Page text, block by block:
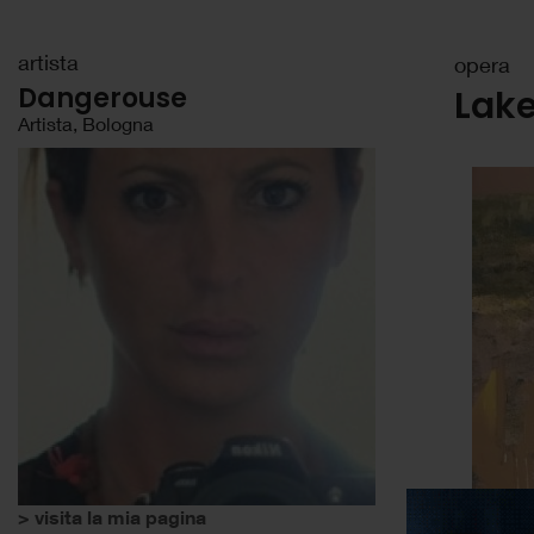
opera
artista
Dangerouse
Artista, Bologna
> visita la mia pagina